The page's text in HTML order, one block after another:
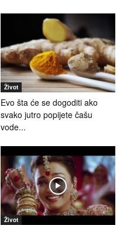
Život
Evo šta će se dogoditi ako
svako jutro popijete čašu
vode...
Život